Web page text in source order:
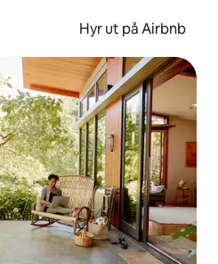
Hyr ut på Airbnb